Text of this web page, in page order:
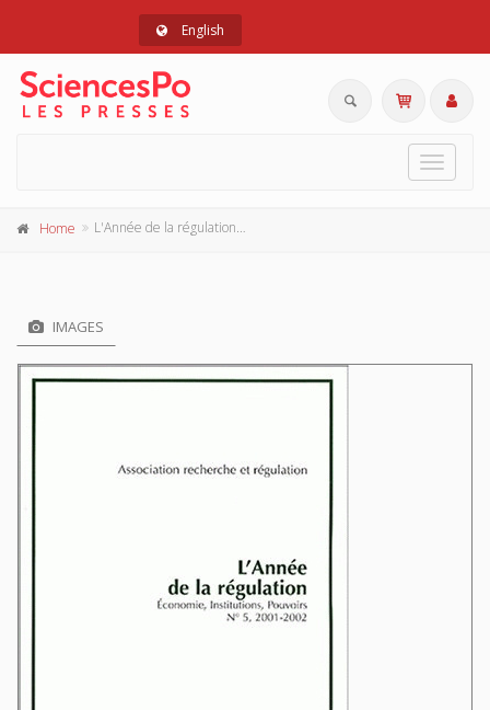
English
Toggle
Home L'Année de la régulation n°5, 2001-2002. Économie, Institutions, Pouvoirs
IMAGES